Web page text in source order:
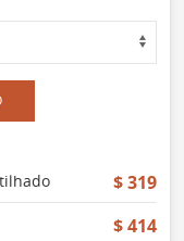
$ 319
$ 414